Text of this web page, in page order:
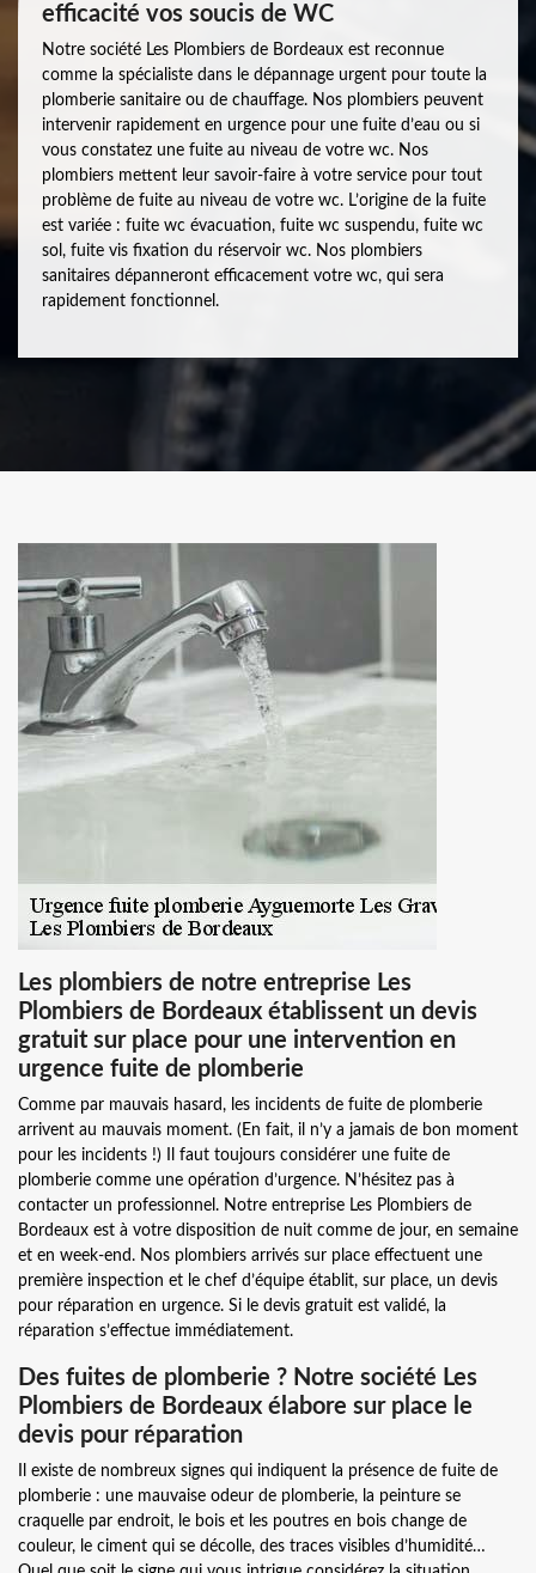
efficacité vos soucis de WC
Notre société Les Plombiers de Bordeaux est reconnue
comme la spécialiste dans le dépannage urgent pour toute la
plomberie sanitaire ou de chauffage. Nos plombiers peuvent
intervenir rapidement en urgence pour une fuite d’eau ou si
vous constatez une fuite au niveau de votre wc. Nos
plombiers mettent leur savoir-faire à votre service pour tout
problème de fuite au niveau de votre wc. L’origine de la fuite
est variée : fuite wc évacuation, fuite wc suspendu, fuite wc
sol, fuite vis fixation du réservoir wc. Nos plombiers
sanitaires dépanneront efficacement votre wc, qui sera
rapidement fonctionnel.
Les plombiers de notre entreprise Les
Plombiers de Bordeaux établissent un devis
gratuit sur place pour une intervention en
urgence fuite de plomberie
Comme par mauvais hasard, les incidents de fuite de plomberie
arrivent au mauvais moment. (En fait, il n’y a jamais de bon moment
pour les incidents !) Il faut toujours considérer une fuite de
plomberie comme une opération d’urgence. N’hésitez pas à
contacter un professionnel. Notre entreprise Les Plombiers de
Bordeaux est à votre disposition de nuit comme de jour, en semaine
et en week-end. Nos plombiers arrivés sur place effectuent une
première inspection et le chef d’équipe établit, sur place, un devis
pour réparation en urgence. Si le devis gratuit est validé, la
réparation s’effectue immédiatement.
Des fuites de plomberie ? Notre société Les
Plombiers de Bordeaux élabore sur place le
devis pour réparation
Il existe de nombreux signes qui indiquent la présence de fuite de
plomberie : une mauvaise odeur de plomberie, la peinture se
craquelle par endroit, le bois et les poutres en bois change de
couleur, le ciment qui se décolle, des traces visibles d’humidité…